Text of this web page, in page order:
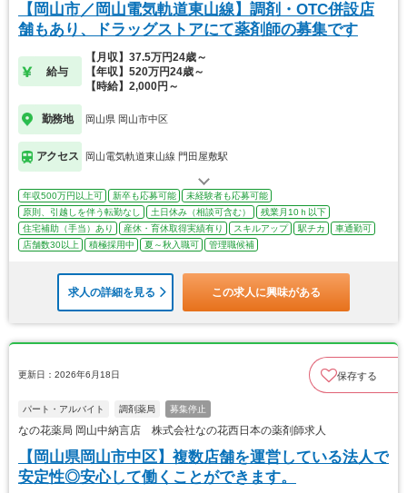
【岡山市／岡山電気軌道東山線】調剤・OTC併設店
舗もあり、ドラッグストアにて薬剤師の募集です
給与
【月収】37.5万円24歳～
【年収】520万円24歳～
【時給】2,000円～
勤務地 岡山県 岡山市中区
アクセス 岡山電気軌道東山線 門田屋敷駅
年収500万円以上可 新卒も応募可能
未経験者も応募可能
原則、引越しを伴う転勤なし
土日休み（相談可含む）
残業月10ｈ以下
住宅補助（手当）あり
産休・育休取得実績有り スキルアップ 駅チカ
車通勤可
店舗数30以上
積極採用中 夏～秋入職可 管理職候補
求人の詳細を見る この求人に興味がある
更新日：2026年6月18日 保存する
パート・アルバイト 調剤薬局 募集停止
なの花薬局 岡山中納言店 株式会社なの花西日本の薬剤師求人
【岡山県岡山市中区】複数店舗を運営している法人で
安定性◎安心して働くことができます。